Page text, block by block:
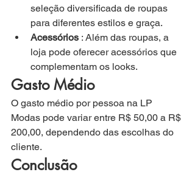
seleção diversificada de roupas
para diferentes estilos e graça.
Acessórios : Além das roupas, a
loja pode oferecer acessórios que
complementam os looks.
Gasto Médio
O gasto médio por pessoa na LP
Modas pode variar entre R$ 50,00 a R$
200,00, dependendo das escolhas do
cliente.
Conclusão